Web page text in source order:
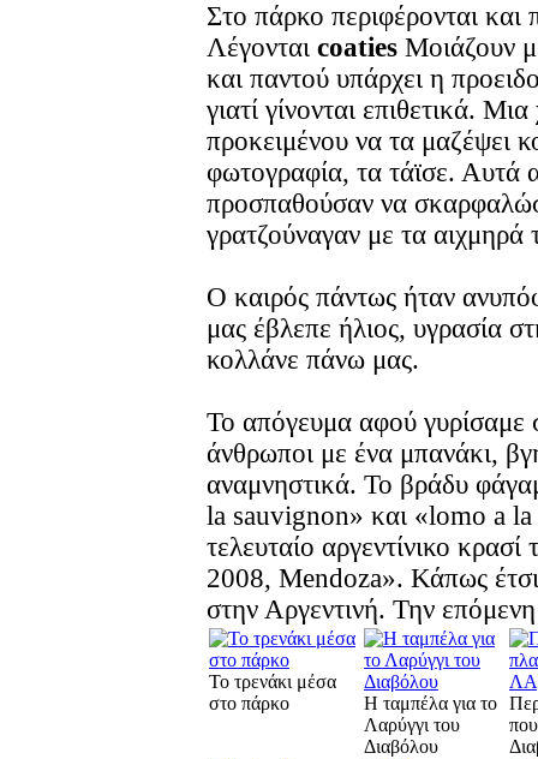
Στο πάρκο περιφέρονται και
Λέγονται coaties Μοιάζουν
και παντού υπάρχει η
γιατί γίνονται επιθετικά.
προκειμένου να τα μαζέψει
φωτογραφία, τα τάϊσε. Αυτά
προσπαθούσαν να
γρατζούναγαν με τα αιχμηρά
Ο καιρός πάντως ήταν
μας έβλεπε ήλιος, υγρασία
κολλάνε πάνω μας.
Το απόγευμα αφού γυρίσαμε
άνθρωποι με ένα μπανάκι,
αναμνηστικά. Το βράδυ
la sauvignon» και «lomo a
τελευταίο αργεντίνικο
2008, Mendoza». Κάπως έτσι
στην Αργεντινή. Την
Το τρενάκι μέσα
στο πάρκο
Η ταμπέλα για το
Λαρύγγι του
Διαβόλου